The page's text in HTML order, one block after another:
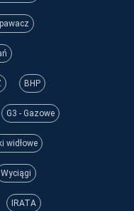
BHP
G3 - Gazowe
widłowe
Wyciągi
IRATA